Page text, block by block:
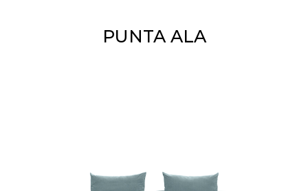
PUNTA ALA